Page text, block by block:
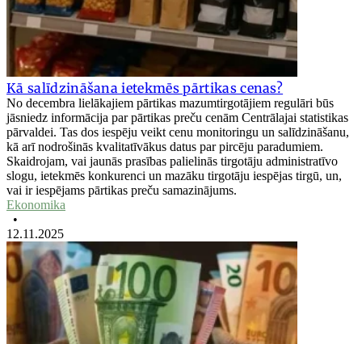
Kā salīdzināšana ietekmēs pārtikas cenas?
No decembra lielākajiem pārtikas mazumtirgotājiem regulāri būs
jāsniedz informācija par pārtikas preču cenām Centrālajai statistikas
pārvaldei. Tas dos iespēju veikt cenu monitoringu un salīdzināšanu,
kā arī nodrošinās kvalitatīvākus datus par pircēju paradumiem.
Skaidrojam, vai jaunās prasības palielinās tirgotāju administratīvo
slogu, ietekmēs konkurenci un mazāku tirgotāju iespējas tirgū, un,
vai ir iespējams pārtikas preču samazinājums.
Ekonomika
•
12.11.2025